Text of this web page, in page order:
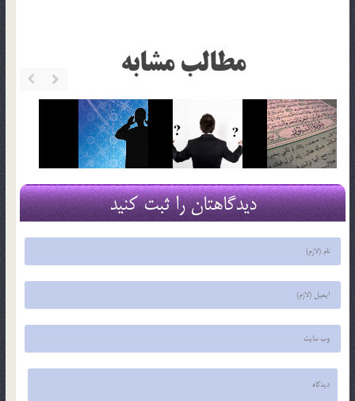
مطالب مشابه
دیدگاهتان را ثبت کنید